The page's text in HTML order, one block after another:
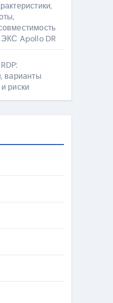
ЭКС Apollo DR
варианты
риски